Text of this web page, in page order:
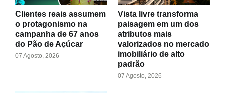
Clientes reais assumem
o protagonismo na
campanha de 67 anos
do Pão de Açúcar
07 Agosto, 2026
Vista livre transforma
paisagem em um dos
atributos mais
valorizados no mercado
imobiliário de alto
padrão
07 Agosto, 2026